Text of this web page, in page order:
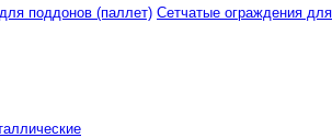
поддонов (паллет) Сетчатые ограждения для